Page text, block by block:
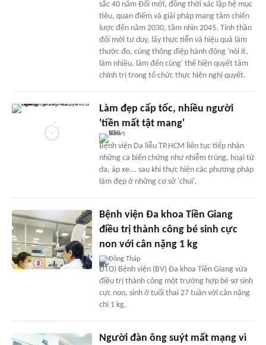
sắc 40 năm Đổi mới, đồng thời xác lập hệ mục
tiêu, quan điểm và giải pháp mang tầm chiến
lược đến năm 2030, tầm nhìn 2045. Tinh thần
đổi mới tư duy, lấy thực tiễn và hiệu quả làm
thước đo, cùng thông điệp hành động 'nói ít,
làm nhiều, làm đến cùng' thể hiện quyết tâm
chính trị trong tổ chức thực hiện nghị quyết.
Làm đẹp cấp tốc, nhiều người
'tiền mất tật mang'
Bệnh viện Da liễu TP.HCM liên tục tiếp nhận
những ca biến chứng như nhiễm trùng, hoại tử
da, áp xe... sau khi thực hiện các phương pháp
làm đẹp ở những cơ sở 'chui'.
Bệnh viện Đa khoa Tiền Giang
điều trị thành công bé sinh cực
non với cân nặng 1 kg
Đồng Tháp
ĐTO) Bệnh viện (BV) Đa khoa Tiền Giang vừa
điều trị thành công một trường hợp bé sơ sinh
cực non, sinh ở tuổi thai 27 tuần với cân nặng
chỉ 1 kg.
Người đàn ông suýt mất mạng vì